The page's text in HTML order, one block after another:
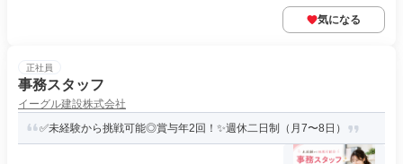
気になる
正社員
事務スタッフ
イーグル建設株式会社
✅未経験から挑戦可能◎賞与年2回！✨週休二日制（月7〜8日）